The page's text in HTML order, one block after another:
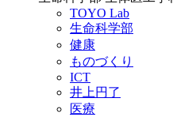
TOYO Lab
生命科学部
健康
ものづくり
ICT
井上円了
医療